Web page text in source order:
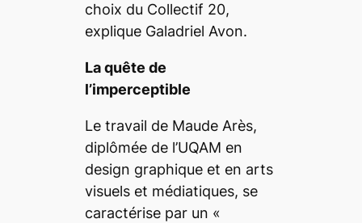
choix du Collectif 20,
explique Galadriel Avon.
La quête de
l’imperceptible
Le travail de Maude Arès,
diplômée de l’UQAM en
design graphique et en arts
visuels et médiatiques, se
caractérise par un «